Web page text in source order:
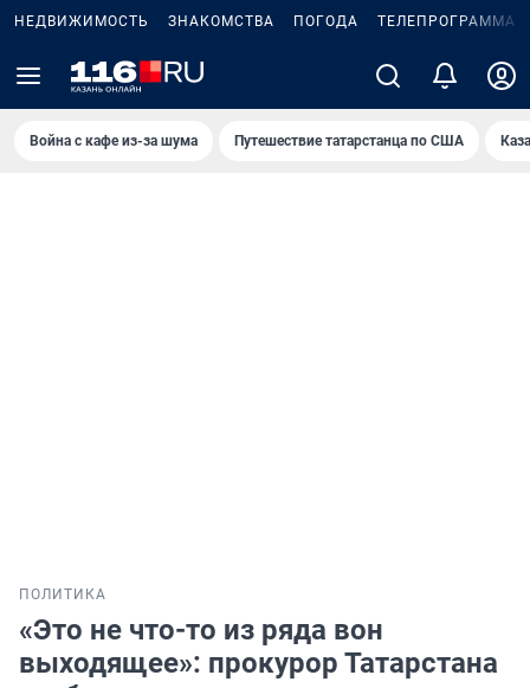
НЕДВИЖИМОСТЬ ЗНАКОМСТВА ПОГОДА ТЕЛЕПРОГРАММА
Война с кафе из-за шума Путешествие татарстанца по США
ПОЛИТИКА
«Это не что-то из ряда вон
выходящее»: прокурор Татарстана